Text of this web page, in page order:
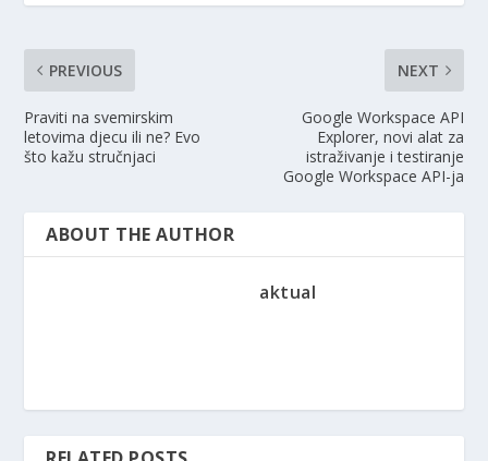
PREVIOUS
Praviti na svemirskim
letovima djecu ili ne? Evo
što kažu stručnjaci
NEXT
Google Workspace API
Explorer, novi alat za
istraživanje i testiranje
Google Workspace API-ja
ABOUT THE AUTHOR
aktual